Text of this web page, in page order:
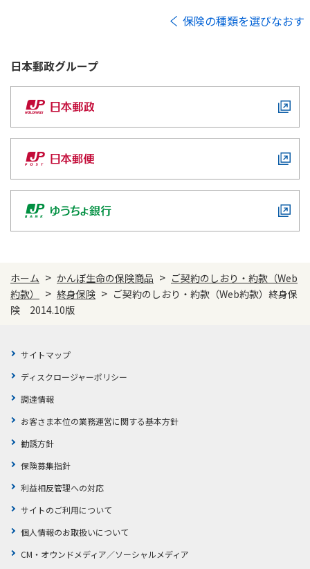
保険の種類を選びなおす
日本郵政グループ
ホーム > かんぽ生命の保険商品 > ご契約のしおり・約款（Web
約款）
> 終身保険 > ご契約のしおり・約款（Web約款）終身保
険 2014.10版
サイトマップ
ディスクロージャーポリシー
調達情報
お客さま本位の業務運営に関する基本方針
勧誘方針
保険募集指針
利益相反管理への対応
サイトのご利用について
個人情報のお取扱いについて
CM・オウンドメディア／ソーシャルメディア